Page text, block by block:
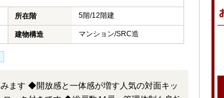
所在階 5階/12階建
建物構造 マンション/SRC造
ます ◆開放感と一体感が増す人気の対面キッ